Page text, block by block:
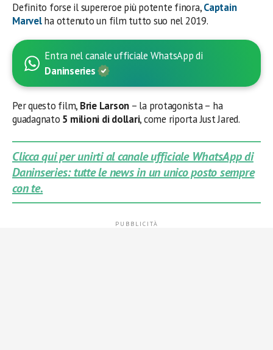
Definito forse il supereroe più potente finora,Captain
Marvelha ottenuto un film tutto suo nel 2019.
Entra nel canale ufficiale WhatsApp di
Daninseries
Per questo film, Brie Larson – la protagonista – ha
guadagnato 5 milioni di dollari, come riporta Just Jared.
Clicca qui per unirti al canale ufficiale WhatsApp di
Daninseries: tutte le news in un unico posto sempre
con te.